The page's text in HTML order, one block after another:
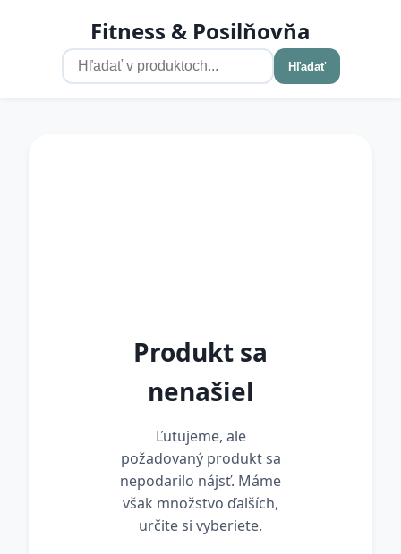
Fitness & Posilňovňa
Hľadať
Produkt sa
nenašiel
Ľutujeme, ale
požadovaný produkt sa
nepodarilo nájsť. Máme
však množstvo ďalších,
určite si vyberiete.